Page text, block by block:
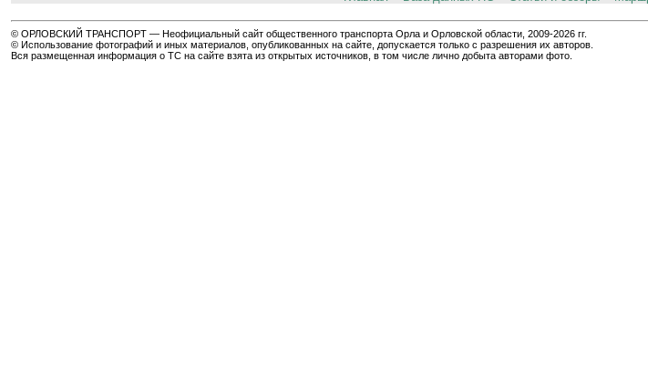
© ОРЛОВСКИЙ ТРАНСПОРТ — Неофициальный сайт общественного транспорта Орла и Орловской области, 2009-2026 гг.
© Использование фотографий и иных материалов, опубликованных на сайте, допускается только с разрешения их авторов.
Вся размещенная информация о ТС на сайте взята из открытых источников, в том числе лично добыта авторами фото.